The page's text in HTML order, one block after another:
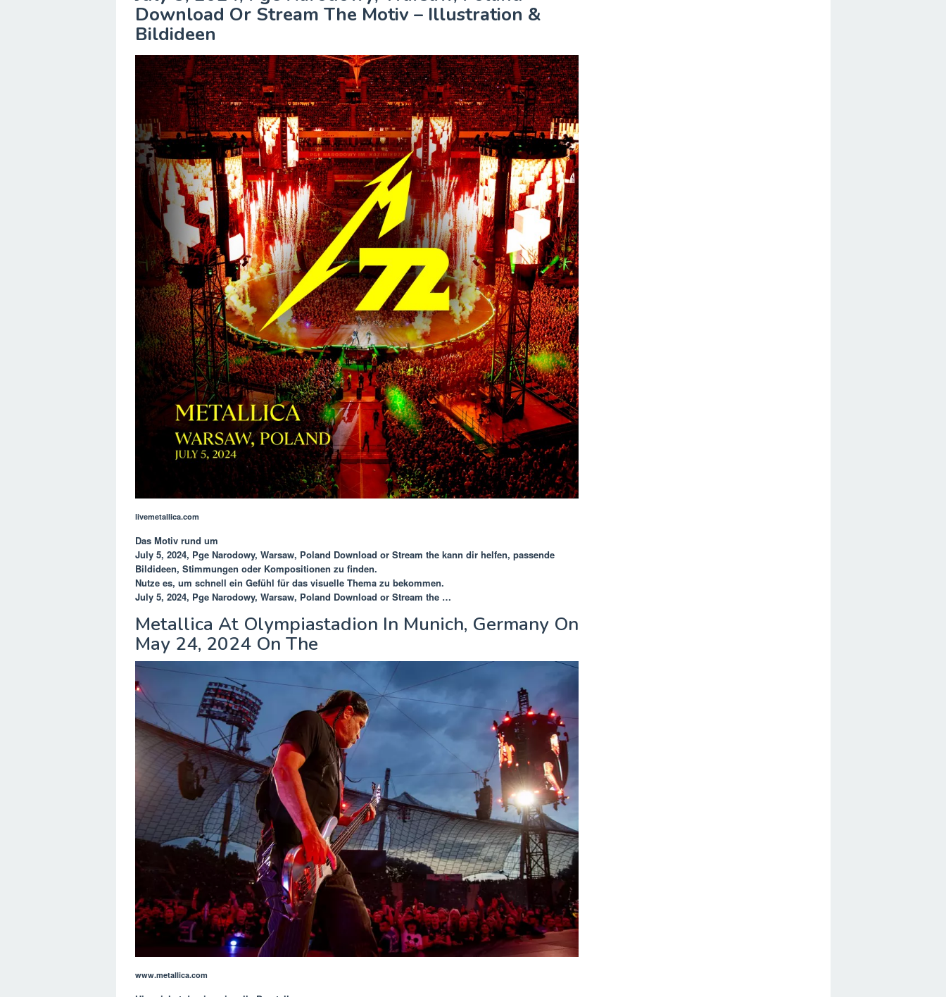
Download Or Stream The Motiv – Illustration &
Bildideen
livemetallica.com
Das Motiv rund um
July 5, 2024, Pge Narodowy, Warsaw, Poland Download or Stream the kann dir helfen, passende
Bildideen, Stimmungen oder Kompositionen zu finden.
Nutze es, um schnell ein Gefühl für das visuelle Thema zu bekommen.
July 5, 2024, Pge Narodowy, Warsaw, Poland Download or Stream the …
Metallica At Olympiastadion In Munich, Germany On
May 24, 2024 On The
www.metallica.com